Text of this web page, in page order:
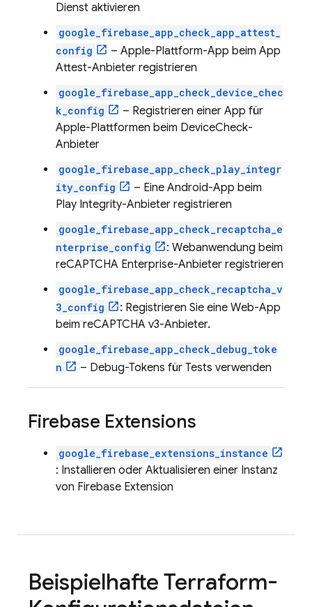
Dienst aktivieren
google_firebase_app_check_app_attest_
config
– Apple-Plattform-App beim App
Attest-Anbieter registrieren
google_firebase_app_check_device_chec
k_config
– Registrieren einer App für
Apple-Plattformen beim DeviceCheck-
Anbieter
google_firebase_app_check_play_integr
ity_config
– Eine Android-App beim
Play Integrity-Anbieter registrieren
google_firebase_app_check_recaptcha_e
nterprise_config
: Webanwendung beim
reCAPTCHA Enterprise-Anbieter registrieren
google_firebase_app_check_recaptcha_v
3_config
: Registrieren Sie eine Web-App
beim reCAPTCHA v3-Anbieter.
google_firebase_app_check_debug_toke
n
– Debug-Tokens für Tests verwenden
Firebase Extensions
google_firebase_extensions_instance
: Installieren oder Aktualisieren einer Instanz
von Firebase Extension
Beispielhafte Terraform-